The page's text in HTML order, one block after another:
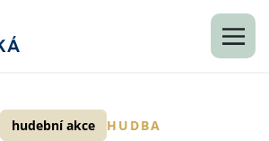
hudební akce HUDBA